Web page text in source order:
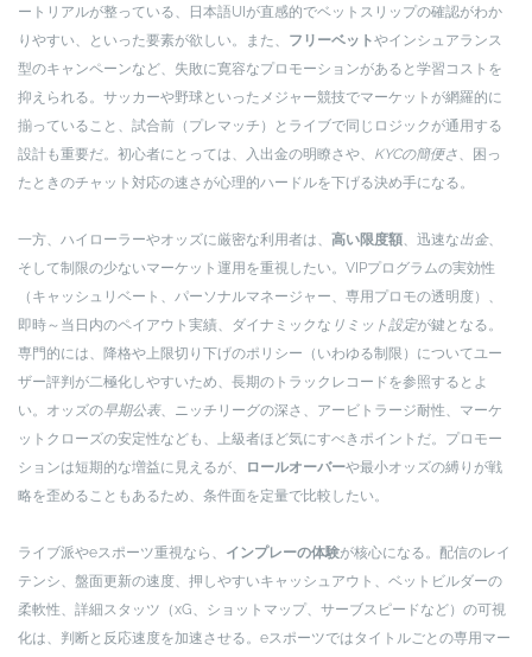
ートリアルが整っている、日本語UIが直感的でベットスリップの確認がわか
りやすい、といった要素が欲しい。また、 フリーベットやインシュアランス
型のキャンペーンなど、失敗に寛容なプロモーションがあると学習コストを
抑えられる。サッカーや野球といったメジャー競技でマーケットが網羅的に
揃っていること、試合前（プレマッチ）とライブで同じロジックが通用する
設計も重要だ。初心者にとっては、入出金の明瞭さや、 KYCの簡便さ、困っ
たときのチャット対応の速さが心理的ハードルを下げる決め手になる。
一方、ハイローラーやオッズに厳密な利用者は、 高い限度額、迅速な出金、
そして制限の少ないマーケット運用を重視したい。VIPプログラムの実効性
（キャッシュリベート、パーソナルマネージャー、専用プロモの透明度）、
即時～当日内のペイアウト実績、ダイナミックな リミット設定が鍵となる。
専門的には、降格や上限切り下げのポリシー（いわゆる制限）についてユー
ザー評判が二極化しやすいため、長期のトラックレコードを参照するとよ
い。オッズの早期公表、ニッチリーグの深さ、アービトラージ耐性、マーケ
ットクローズの安定性なども、上級者ほど気にすべきポイントだ。プロモー
ションは短期的な増益に見えるが、
ロールオーバーや最小オッズの縛りが戦
略を歪めることもあるため、条件面を定量で比較したい。
ライブ派やeスポーツ重視なら、 インプレーの体験が核心になる。配信のレイ
テンシ、盤面更新の速度、押しやすいキャッシュアウト、ベットビルダーの
柔軟性、詳細スタッツ（xG、ショットマップ、サーブスピードなど）の可視
化は、判断と反応速度を加速させる。eスポーツではタイトルごとの専用マー